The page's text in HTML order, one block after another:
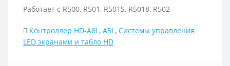
Работает с R500, R501, R501S, R5018, R502
Контроллер HD-A6L, A5L, Системы управления
LED экранами и табло HD